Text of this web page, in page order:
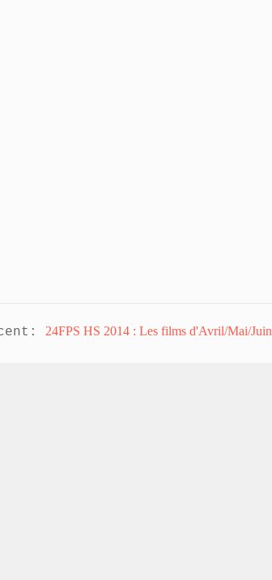
24FPS HS 2014 : Les films d'Avril/Mai/Juin